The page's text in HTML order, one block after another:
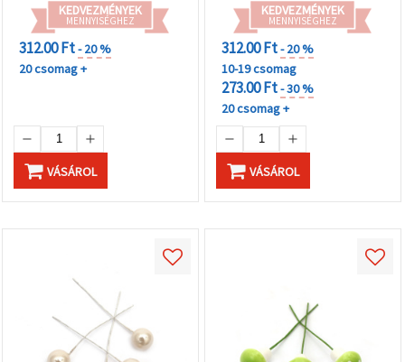
KEDVEZMÉNYEK
MENNYISÉGHEZ
312.00 Ft- 20 %
20 csomag +
VÁSÁROL
KEDVEZMÉNYEK
MENNYISÉGHEZ
312.00 Ft- 20 %
10-19 csomag
273.00 Ft- 30 %
20 csomag +
VÁSÁROL